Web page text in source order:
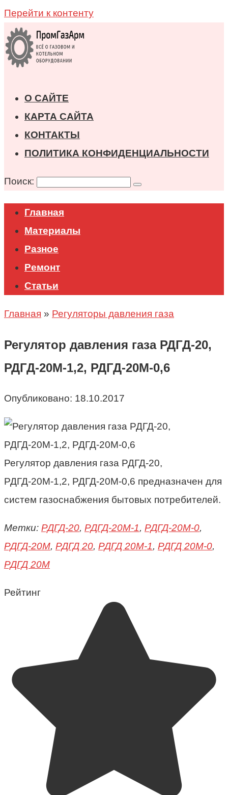
Перейти к контенту
О САЙТЕ
КАРТА САЙТА
КОНТАКТЫ
ПОЛИТИКА КОНФИДЕНЦИАЛЬНОСТИ
Поиск:
Главная
Материалы
Разное
Ремонт
Статьи
Главная » Регуляторы давления газа
Регулятор давления газа РДГД-20,
РДГД-20М-1,2, РДГД-20М-0,6
Опубликовано: 18.10.2017
Регулятор давления газа РДГД-20,
РДГД-20М-1,2, РДГД-20М-0,6 предназначен для
систем газоснабжения бытовых потребителей.
Метки: РДГД-20, РДГД-20М-1, РДГД-20М-0,
РДГД-20М, РДГД 20, РДГД 20М-1, РДГД 20М-0,
РДГД 20М
Рейтинг